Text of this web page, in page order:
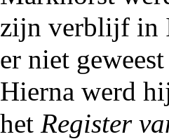
zijn verblijf in
er niet
Hierna werd
het Register